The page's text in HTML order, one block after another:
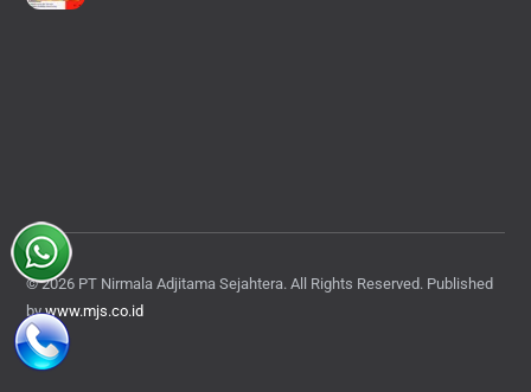
© 2026 PT Nirmala Adjitama Sejahtera. All Rights Reserved. Published
bywww.mjs.co.id